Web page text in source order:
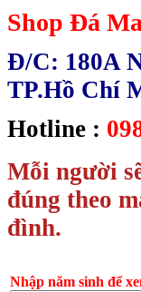
Shop Đá
Đ/C: 180A
TP.Hồ Chí
Hotline :
Mỗi người
đúng theo
đình.
Nhập năm sinh để